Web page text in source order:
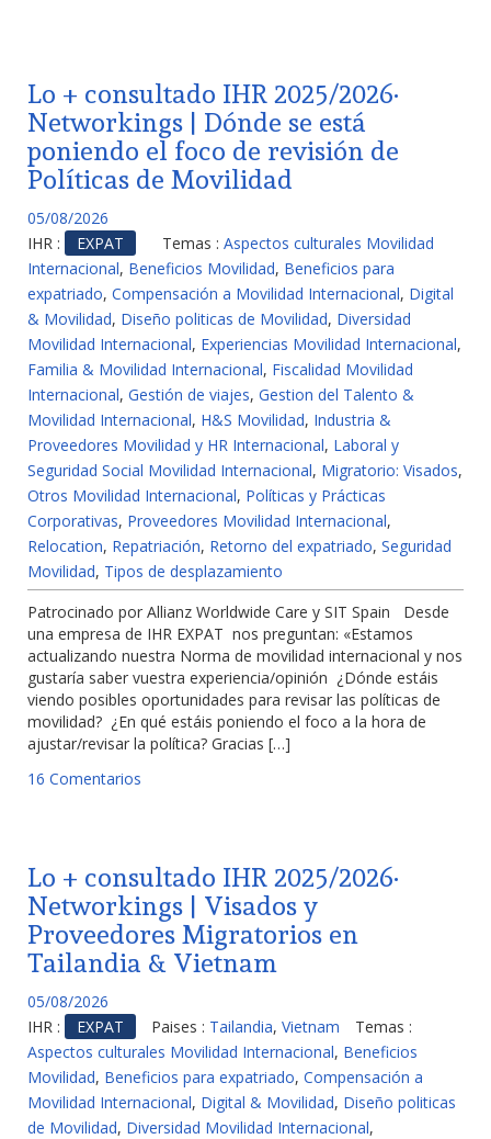
Lo + consultado IHR 2025/2026·
Networkings | Dónde se está
poniendo el foco de revisión de
Políticas de Movilidad
05/08/2026
IHR :
EXPAT Temas : Aspectos culturales Movilidad
Internacional, Beneficios Movilidad, Beneficios para
expatriado, Compensación a Movilidad Internacional, Digital
& Movilidad, Diseño politicas de Movilidad, Diversidad
Movilidad Internacional, Experiencias Movilidad Internacional,
Familia & Movilidad Internacional, Fiscalidad Movilidad
Internacional, Gestión de viajes, Gestion del Talento &
Movilidad Internacional, H&S Movilidad, Industria &
Proveedores Movilidad y HR Internacional, Laboral y
Seguridad Social Movilidad Internacional, Migratorio: Visados,
Otros Movilidad Internacional, Políticas y Prácticas
Corporativas, Proveedores Movilidad Internacional,
Relocation, Repatriación, Retorno del expatriado, Seguridad
Movilidad, Tipos de desplazamiento
Patrocinado por Allianz Worldwide Care y SIT Spain Desde
una empresa de IHR EXPAT nos preguntan: «Estamos
actualizando nuestra Norma de movilidad internacional y nos
gustaría saber vuestra experiencia/opinión ¿Dónde estáis
viendo posibles oportunidades para revisar las políticas de
movilidad? ¿En qué estáis poniendo el foco a la hora de
ajustar/revisar la política? Gracias […]
16 Comentarios
Lo + consultado IHR 2025/2026·
Networkings | Visados y
Proveedores Migratorios en
Tailandia & Vietnam
05/08/2026
IHR :
EXPAT Paises : Tailandia, Vietnam
Temas :
Aspectos culturales Movilidad Internacional, Beneficios
Movilidad, Beneficios para expatriado, Compensación a
Movilidad Internacional, Digital & Movilidad, Diseño politicas
de Movilidad, Diversidad Movilidad Internacional,